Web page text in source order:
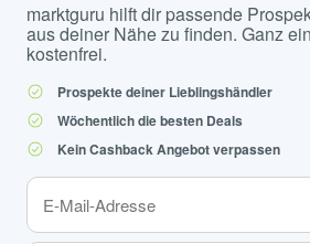
marktguru hilft dir passende
aus deiner Nähe zu finden. Ganz
kostenfrei.
Prospekte deiner Lieblingshändler
Wöchentlich die besten Deals
Kein Cashback Angebot verpassen